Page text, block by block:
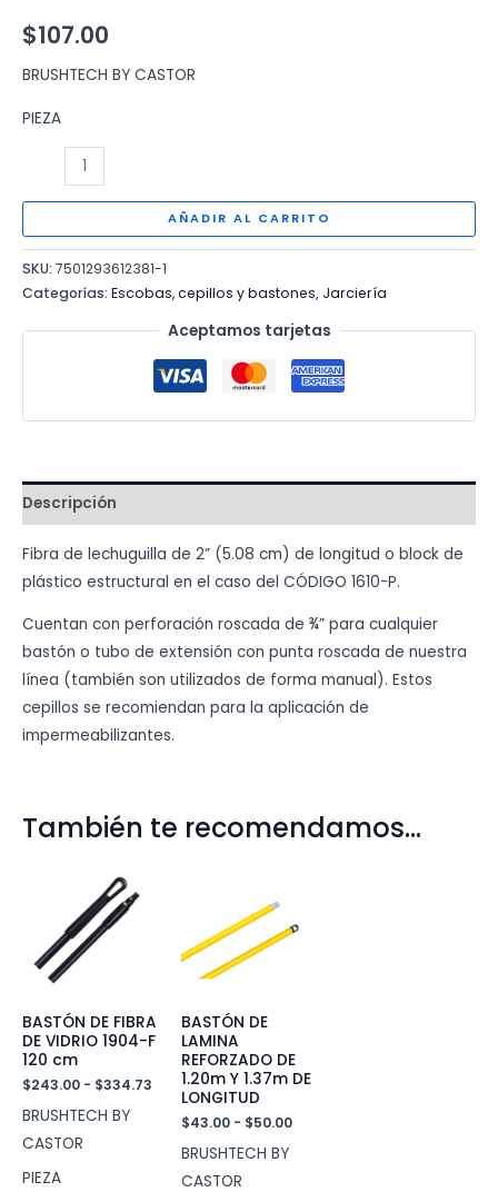
$107.00
BRUSHTECH BY CASTOR
PIEZA
DE
10"
BLOCK
PLASTICO
AÑADIR AL CARRITO
SKU: 7501293612381-1
Categorías: Escobas, cepillos y bastones, Jarciería
Aceptamos tarjetas
Descripción
Fibra de lechuguilla de 2” (5.08 cm) de longitud o block de
plástico estructural en el caso del CÓDIGO 1610-P.
Cuentan con perforación roscada de ¾” para cualquier
bastón o tubo de extensión con punta roscada de nuestra
línea (también son utilizados de forma manual). Estos
cepillos se recomiendan para la aplicación de
impermeabilizantes.
También te recomendamos…
BASTÓN DE FIBRA
DE VIDRIO 1904-F
120 cm
$243.00 - $334.73 Rango
precios:
$243.00
hasta
$334.73
BRUSHTECH BY
CASTOR
PIEZA
BASTÓN DE
LAMINA
REFORZADO DE
1.20m Y 1.37m DE
LONGITUD
$43.00 - $50.00Rango
BRUSHTECH BY
CASTOR